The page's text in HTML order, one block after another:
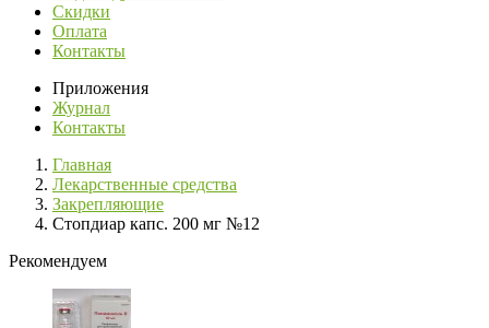
Скидки
Оплата
Контакты
Приложения
Журнал
Контакты
Главная
Лекарственные средства
Закрепляющие
Стопдиар капс. 200 мг №12
Рекомендуем